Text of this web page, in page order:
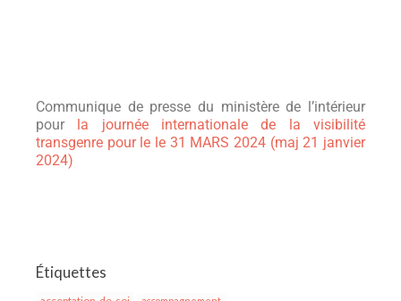
Communique de presse du ministère de l’intérieur
pour la journée internationale de la visibilité
transgenre pour le le 31 MARS 2024 (maj 21 janvier
2024)
Étiquettes